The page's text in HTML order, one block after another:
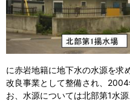
に赤岩地籍に地下水の水源を求
改良事業として整備され、
お、水源については北部第1水